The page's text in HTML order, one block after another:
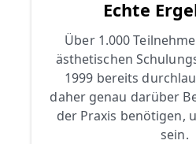
Echte
Über 1.000
ästhetischen
1999 bereits
daher genau darüber
der Praxis benötigen,
sein.